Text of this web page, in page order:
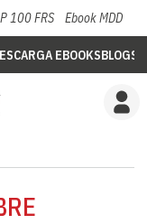
100 FRS Ebook MDD
EBOOKSBLOGS